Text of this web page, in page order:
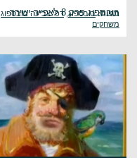
בובספוג פרק 8 לצפייה ישירה
תגיות: בובספוג ,דפי צביעה בובספוג
משחקים